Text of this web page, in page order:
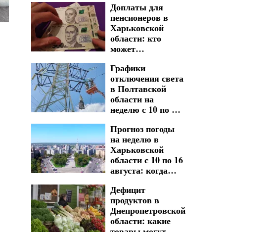
Доплаты для
пенсионеров в
Харьковской
области: кто
может
возможностью
Графики
отключения света
в Полтавской
области на
неделю с 10 по 16
адреса попали под
масштабные
ограничения
Прогноз погоды
на неделю в
Харьковской
области с 10 по 16
августа: когда
существенного
похолодания
Дефицит
продуктов в
Днепропетровской
области: какие